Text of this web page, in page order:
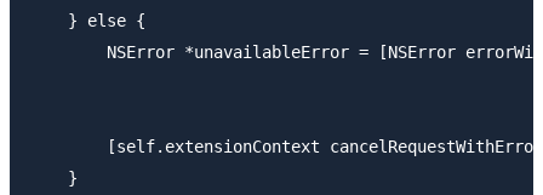
    } else {
NSError *unavailableError = [NSError
[self.extensionContext
    }